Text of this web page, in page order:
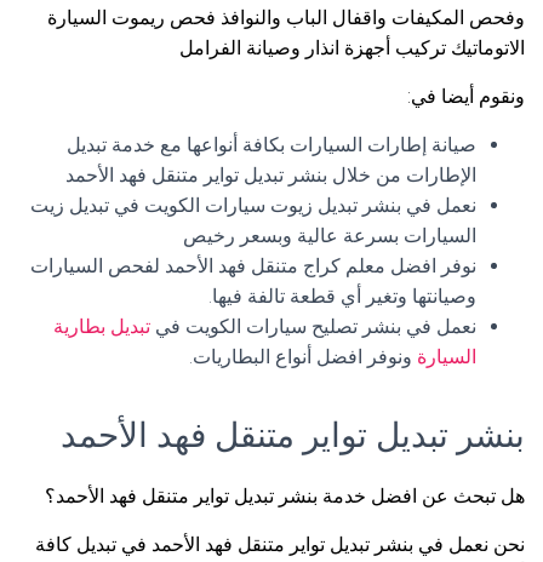
وفحص المكيفات واقفال الباب والنوافذ فحص ريموت السيارة
الاتوماتيك تركيب أجهزة انذار وصيانة الفرامل
ونقوم أيضا في:
صيانة إطارات السيارات بكافة أنواعها مع خدمة تبديل
الإطارات من خلال بنشر تبديل تواير متنقل فهد الأحمد
نعمل في بنشر تبديل زيوت سيارات الكويت في تبديل زيت
السيارات بسرعة عالية وبسعر رخيص
نوفر افضل معلم كراج متنقل فهد الأحمد لفحص السيارات
وصيانتها وتغير أي قطعة تالفة فيها.
نعمل في بنشر تصليح سيارات الكويت في تبديل بطارية
السيارة ونوفر افضل أنواع البطاريات.
بنشر تبديل تواير متنقل فهد الأحمد
هل تبحث عن افضل خدمة بنشر تبديل تواير متنقل فهد الأحمد؟
نحن نعمل في بنشر تبديل تواير متنقل فهد الأحمد في تبديل كافة